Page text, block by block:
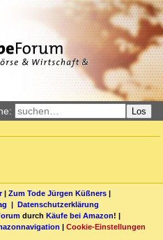
Los
| Zum Tode Jürgen Küßners |
| Datenschutzerklärung
durch Käufe bei Amazon! |
| Cookie-Einstellungen